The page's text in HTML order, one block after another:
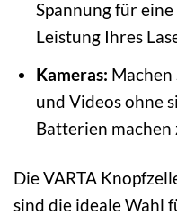
Spannung für
Leistung Ihres
Kameras: Machen
und Videos ohne
Batterien machen
Die VARTA
sind die ideale Wahl